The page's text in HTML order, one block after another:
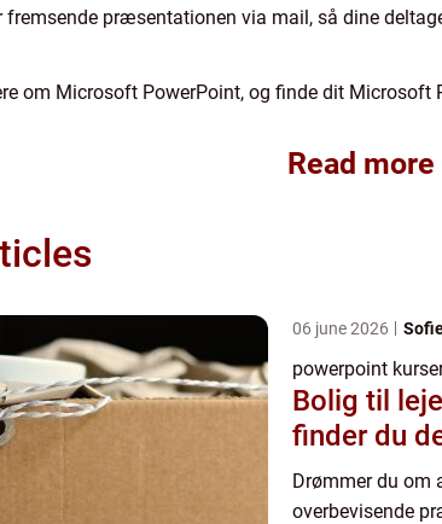
fremsende præsentationen via mail, så dine
om Microsoft PowerPoint, og finde dit Microsoft
Read
06 june 2026
powerpoint
Bolig til
finder du
Drømmer du om
overbevisende